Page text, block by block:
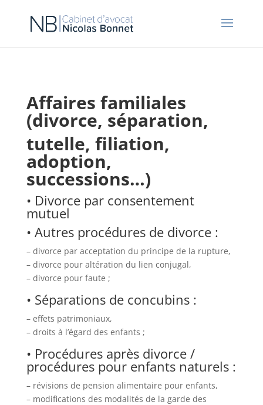
Affaires familiales
(divorce, séparation,
tutelle, filiation,
adoption,
successions…)
• Divorce par consentement
mutuel
• Autres procédures de divorce :
– divorce par acceptation du principe de la rupture,
– divorce pour altération du lien conjugal,
– divorce pour faute ;
• Séparations de concubins :
– effets patrimoniaux,
– droits à l’égard des enfants ;
• Procédures après divorce /
procédures pour enfants naturels :
– révisions de pension alimentaire pour enfants,
– modifications des modalités de la garde des